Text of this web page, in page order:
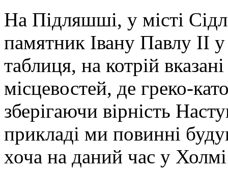
На Підляшші, у місті
памятник Івану Павлу ІІ
таблиця, на котрій
місцевостей, де греко-
зберігаючи вірність
прикладі ми повинні
хоча на даний час у